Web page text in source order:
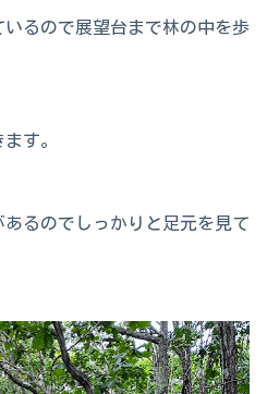
るので展望台まで林の中を歩
す。
るのでしっかりと足元を見て